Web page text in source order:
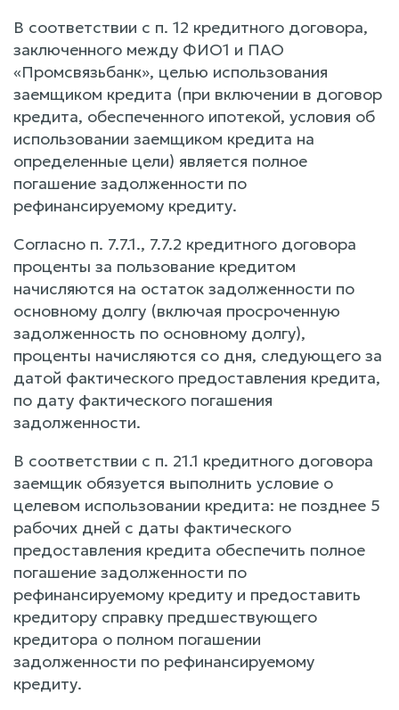
В соответствии с п. 12 кредитного договора,
заключенного между ФИО1 и ПАО
«Промсвязьбанк», целью использования
заемщиком кредита (при включении в договор
кредита, обеспеченного ипотекой, условия об
использовании заемщиком кредита на
определенные цели) является полное
погашение задолженности по
рефинансируемому кредиту.
Согласно п. 7.7.1., 7.7.2 кредитного договора
проценты за пользование кредитом
начисляются на остаток задолженности по
основному долгу (включая просроченную
задолженность по основному долгу),
проценты начисляются со дня, следующего за
датой фактического предоставления кредита,
по дату фактического погашения
задолженности.
В соответствии с п. 21.1 кредитного договора
заемщик обязуется выполнить условие о
целевом использовании кредита: не позднее 5
рабочих дней с даты фактического
предоставления кредита обеспечить полное
погашение задолженности по
рефинансируемому кредиту и предоставить
кредитору справку предшествующего
кредитора о полном погашении
задолженности по рефинансируемому
кредиту.